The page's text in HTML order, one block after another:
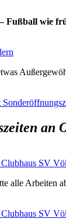
Fußball wie
an
SV
alle Arbeiten
SV